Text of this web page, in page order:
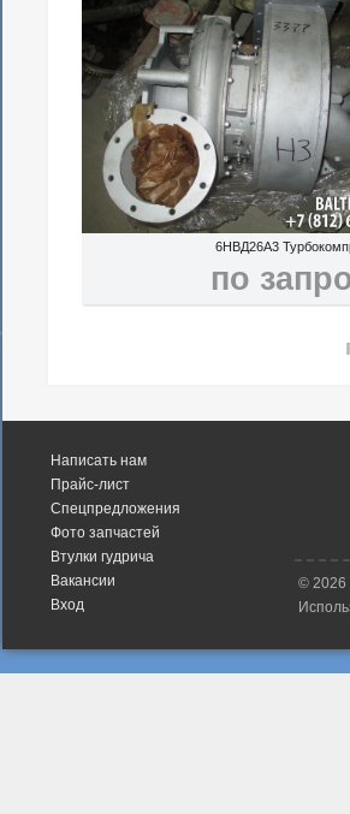
6НВД26А3
по
Написать нам
Прайс-лист
Спецпредложения
Фото запчастей
Втулки гудрича
Вакансии
Вход
© 2026